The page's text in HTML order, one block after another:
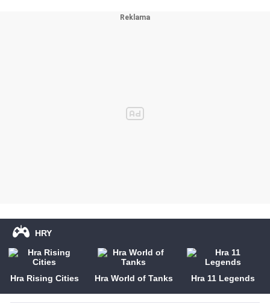
HRY
Hra Rising Cities Hra World of Tanks Hra 11 Legends